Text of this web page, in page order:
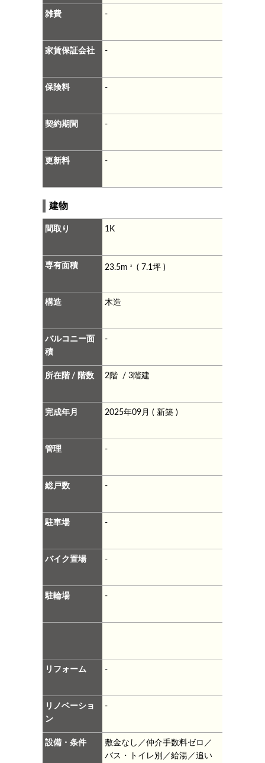
雑費 -
家賃保証会社 -
保険料 -
契約期間 -
更新料 -
建物
間取り 1K
専有面積 23.5m2 ( 7.1坪 )
構造 木造
バルコニー面
積
-
所在階 / 階数 2階 / 3階建
完成年月 2025年09月 ( 新築 )
管理 -
総戸数 -
駐車場 -
バイク置場 -
駐輪場 -
リフォーム -
リノベーショ
ン
-
設備・条件
敷金なし／仲介手数料ゼロ／
バス・トイレ別／給湯／追い